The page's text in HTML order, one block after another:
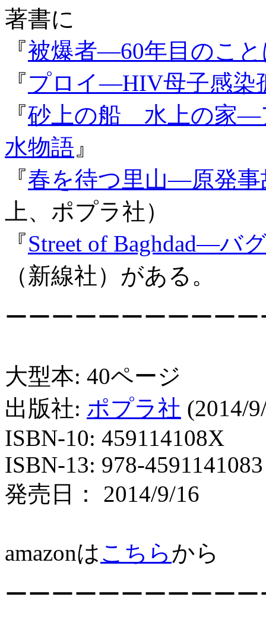
著書に
『被爆者―60年目のこ
『プロイ―HIV母子感染
『砂上の船 水上の家―
水物語 』
『春を待つ里山―原発
上、ポプラ社）
『Street of Baghdad―バ
（新線社）がある。
ーーーーーーーーーー
大型本: 40ページ
出版社: ポプラ社 (2014/
ISBN-10: 459114108X
ISBN-13: 978-4591141083
発売日： 2014/9/16
amazonはこちらから
ーーーーーーーーーー